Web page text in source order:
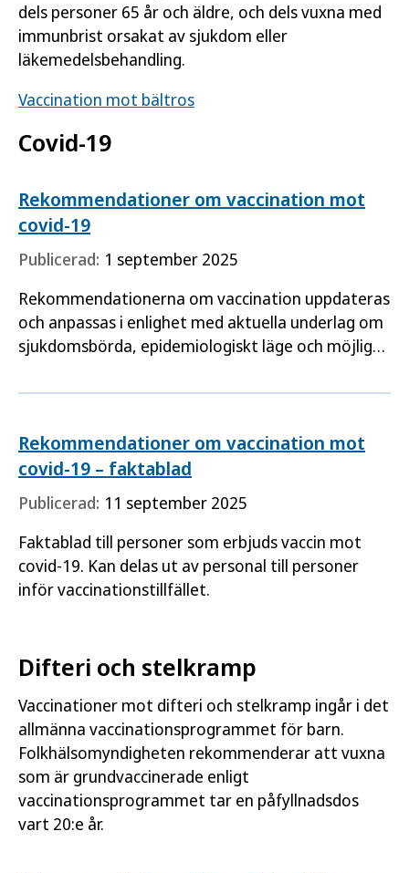
dels personer 65 år och äldre, och dels vuxna med
immunbrist orsakat av sjukdom eller
läkemedelsbehandling.
Vaccination mot bältros
Covid-19
Rekommendationer om vaccination mot
covid-19
Publicerad: 1 september 2025
Rekommendationerna om vaccination uppdateras
och anpassas i enlighet med aktuella underlag om
sjukdomsbörda, epidemiologiskt läge och möjlig
rekommendationer gäller…
Rekommendationer om vaccination mot
covid-19 – faktablad
Publicerad: 11 september 2025
Faktablad till personer som erbjuds vaccin mot
covid-19. Kan delas ut av personal till personer
inför vaccinationstillfället.
Difteri och stelkramp
Vaccinationer mot difteri och stelkramp ingår i det
allmänna vaccinationsprogrammet för barn.
Folkhälsomyndigheten rekommenderar att vuxna
som är grundvaccinerade enligt
vaccinationsprogrammet tar en påfyllnadsdos
vart 20:e år.